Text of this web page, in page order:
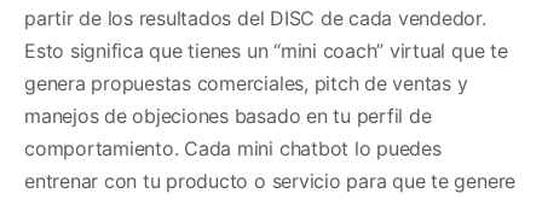
partir de los resultados del DISC de cada vendedor.
Esto significa que tienes un “mini coach” virtual que te
genera propuestas comerciales, pitch de ventas y
manejos de objeciones basado en tu perfil de
comportamiento. Cada mini chatbot lo puedes
entrenar con tu producto o servicio para que te genere